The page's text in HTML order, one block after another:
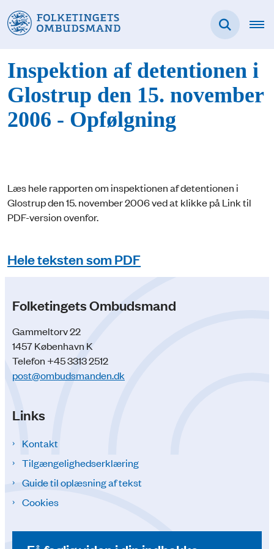
Inspektion af detentionen i
Glostrup den 15. november
2006 - Opfølgning
Læs hele rapporten om inspektionen af detentionen i
Glostrup den 15. november 2006 ved at klikke på Link til
PDF-version ovenfor.
Hele teksten som PDF
Folketingets Ombudsmand
Gammeltorv 22
1457 København K
Telefon +45 3313 2512
post@ombudsmanden.dk
Links
Kontakt
Tilgængelighedserklæring
Guide til oplæsning af tekst
Cookies